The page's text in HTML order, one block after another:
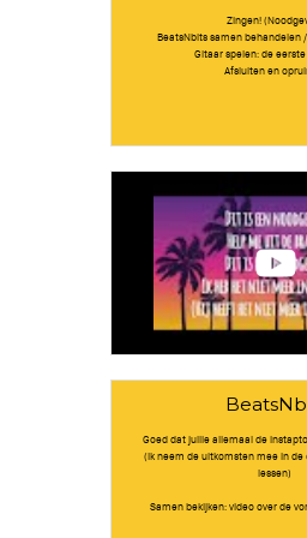
Zingen!
BeatsNbits samen behandelen
Gitaar spelen: de
Afsluiten en
Goed dat jullie allemaal de
(Ik neem de uitkomsten mee in
lessen)
Samen bekijken: video over de